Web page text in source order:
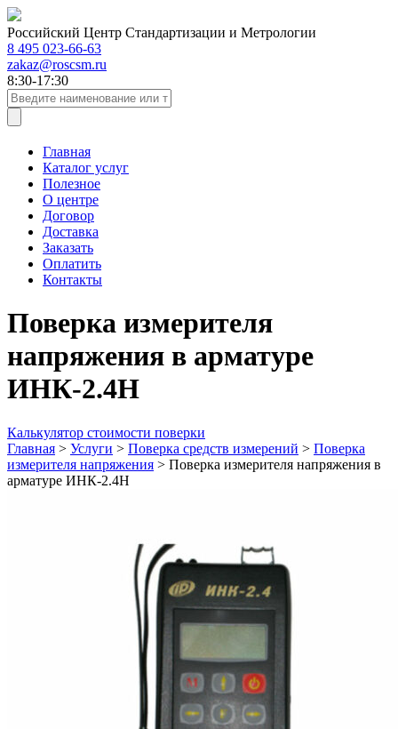
Российский Центр Стандартизации и Метрологии
8 495 023-66-63
zakaz@roscsm.ru
8:30-17:30
Главная
Каталог услуг
Полезное
О центре
Договор
Доставка
Заказать
Оплатить
Контакты
Поверка измерителя
напряжения в арматуре
ИНК-2.4Н
Калькулятор стоимости поверки
Главная > Услуги > Поверка средств измерений > Поверка
измерителя напряжения > Поверка измерителя напряжения в
арматуре ИНК-2.4Н